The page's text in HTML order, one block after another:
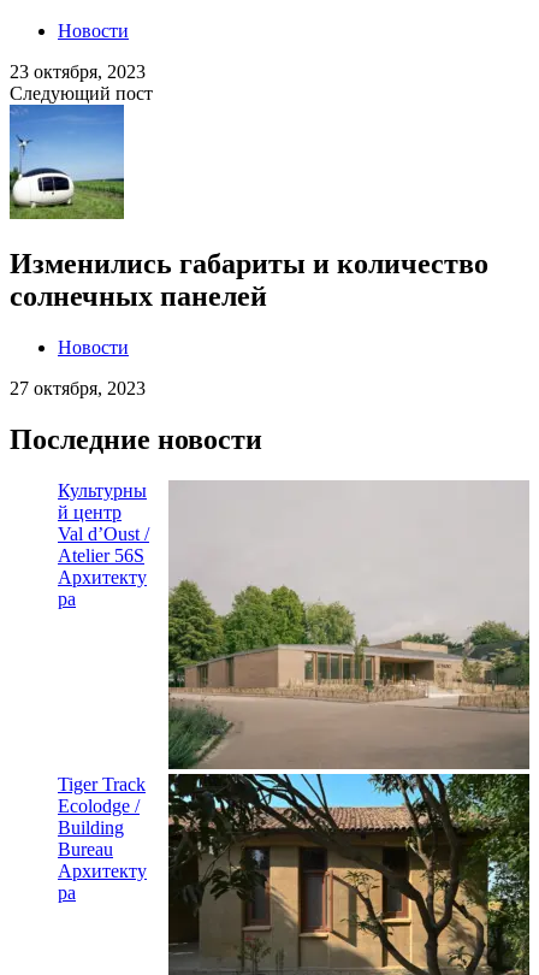
Новости
23 октября, 2023
Следующий пост
Изменились габариты и количество
солнечных панелей
Новости
27 октября, 2023
Последние новости
Культурны
й центр
Val d’Oust /
Atelier 56S
Архитекту
ра
Tiger Track
Ecolodge /
Building
Bureau
Архитекту
ра